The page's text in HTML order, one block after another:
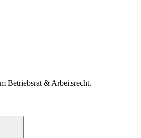
Betriebsrat & Arbeitsrecht.